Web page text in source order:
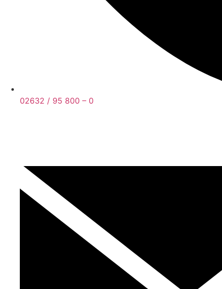
02632 / 95 800 – 0